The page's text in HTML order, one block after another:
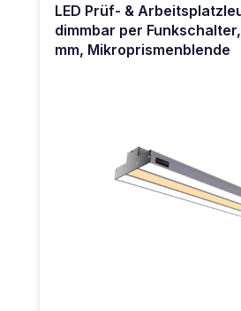
LED Prüf- &
dimmbar per
mm, Mikroprismenblende